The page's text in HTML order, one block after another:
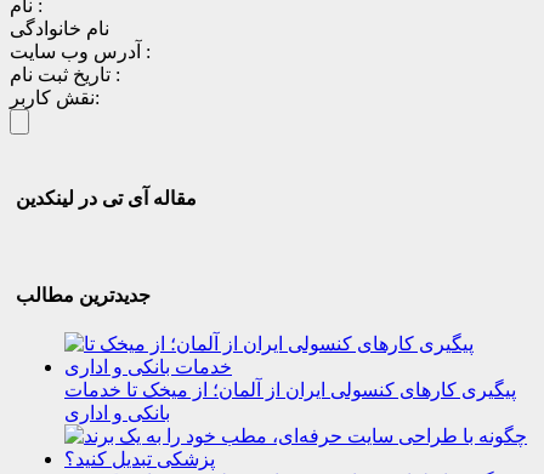
نام :
نام خانوادگی
آدرس وب سایت :
تاریخ ثبت نام :
نقش کاربر:
مقاله آی تی در لینکدین
جدیدترین مطالب
پیگیری کارهای کنسولی ایران از آلمان؛ از میخک تا خدمات
بانکی و اداری